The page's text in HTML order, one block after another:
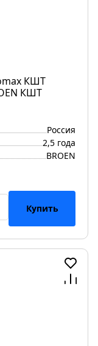
КШТ
КШТ
Россия
2,5 года
BROEN
Купить